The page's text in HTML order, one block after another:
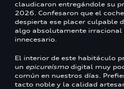
claudicaron entregándole su
2026. Confesaron que el coche
despierta ese placer culpable
algo absolutamente irracional
innecesario.
El interior de este habitáculo
un epicureísmo digital muy
común en nuestros días.
tacto noble y la calidad